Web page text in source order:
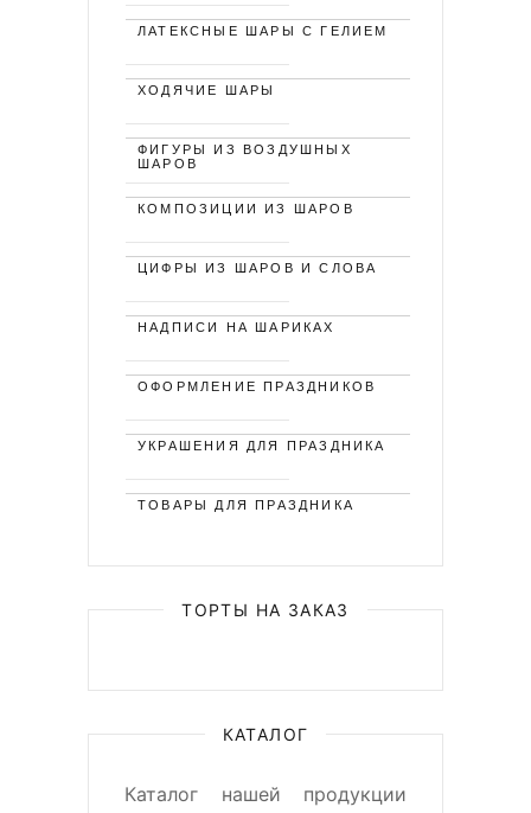
ЛАТЕКСНЫЕ ШАРЫ С ГЕЛИЕМ
ХОДЯЧИЕ ШАРЫ
ФИГУРЫ ИЗ ВОЗДУШНЫХ
ШАРОВ
КОМПОЗИЦИИ ИЗ ШАРОВ
ЦИФРЫ ИЗ ШАРОВ И СЛОВА
НАДПИСИ НА ШАРИКАХ
ОФОРМЛЕНИЕ ПРАЗДНИКОВ
УКРАШЕНИЯ ДЛЯ ПРАЗДНИКА
ТОВАРЫ ДЛЯ ПРАЗДНИКА
ТОРТЫ НА ЗАКАЗ
КАТАЛОГ
Каталог нашей продукции